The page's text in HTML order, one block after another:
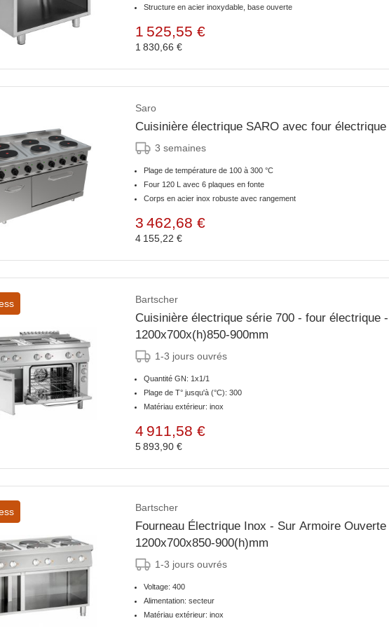
Structure en acier inoxydable, base ouverte
1 525,55 €
1 830,66 €
Saro
Cuisinière électrique SARO avec four
3 semaines
Plage de température de 100 à 300 °C
Four 120 L avec 6 plaques en fonte
Corps en acier inox robuste avec rangement
3 462,68 €
4 155,22 €
Bartscher
Cuisinière électrique série 700 - four électrique
1200x700x(h)850-900mm
1-3 jours ouvrés
Quantité GN: 1x1/1
Plage de T° jusqu'à (°C): 300
Matériau extérieur: inox
4 911,58 €
5 893,90 €
Bartscher
Fourneau Électrique Inox - Sur Armoire
1200x700x850-900(h)mm
1-3 jours ouvrés
Voltage: 400
Alimentation: secteur
Matériau extérieur: inox